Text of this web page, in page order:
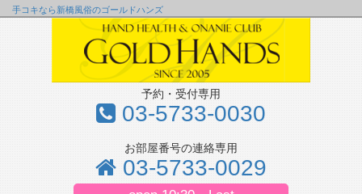
手コキなら新橋風俗のゴールドハンズ
予約・受付専用
03-5733-0030
お部屋番号の連絡専用
03-5733-0029